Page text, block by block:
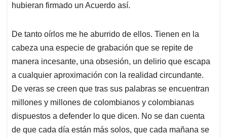
hubieran firmado un Acuerdo así.
De tanto oírlos me he aburrido de ellos. Tienen en la
cabeza una especie de grabación que se repite de
manera incesante, una obsesión, un delirio que escapa
a cualquier aproximación con la realidad circundante.
De veras se creen que tras sus palabras se encuentran
millones y millones de colombianos y colombianas
dispuestos a defender lo que dicen. No se dan cuenta
de que cada día están más solos, que cada mañana se